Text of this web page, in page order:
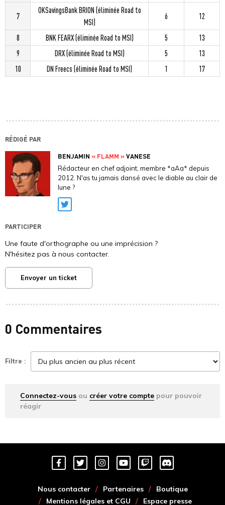
7
OKSavingsBank BRION (éliminée Road to
MSI)
6 12
8 BNK FEARX (éliminée Road to MSI) 5
13
9
DRX (éliminée Road to MSI) 5
13
10
DN Freecs (éliminée Road to MSI) 1 17
RÉDIGÉ PAR
BENJAMIN « FLAMM »VANESE
Rédacteur en chef adjoint, membre *aAa* depuis
2012. N'as tu jamais dansé avec le diable au clair de
lune ?
Twitter
PARTICIPER
Une faute d'orthographe ou une imprécision ?
N'hésitez pas à nous contacter.
Envoyer un ticket
0 Commentaires
Filtre :
Connectez-vous ou créer votre compte pour pouvoir
réagir
Nous contacter Partenaires
Boutique
Mentions légales et CGU
Espace presse